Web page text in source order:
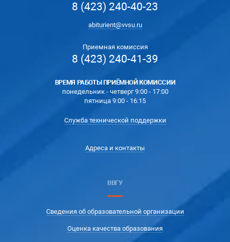
8 (423) 240-40-23
abiturient@vvsu.ru
Приемная комиссия
8 (423) 240-41-39
ВРЕМЯ РАБОТЫ ПРИЁМНОЙ КОМИССИИ
понедельник - четверг 9:00 - 17:00
пятница 9:00 - 16:15
Служба технической поддержки
Адреса и контакты
ВВГУ
Сведения об образовательной организации
Оценка качества образования